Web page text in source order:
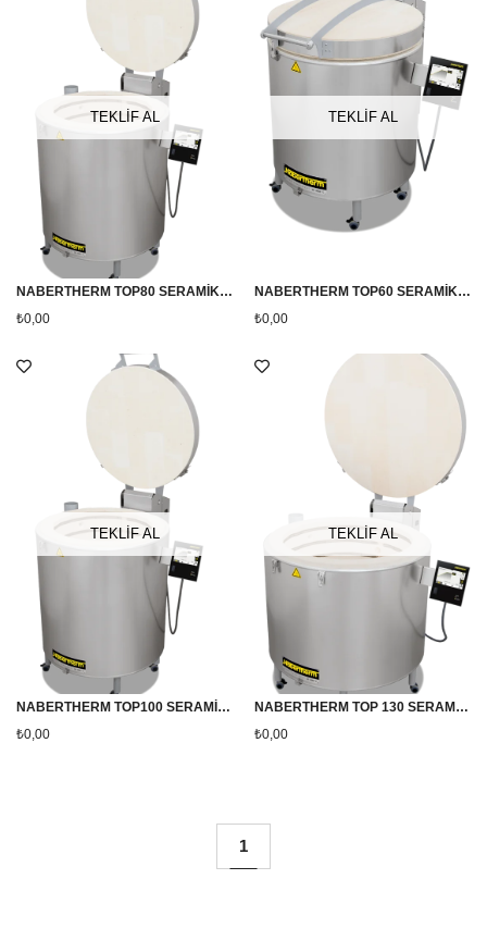
TEKLİF AL
NABERTHERM TOP80 SERAMİK VE PORSELEN FIRINI ( YENİ AC 590 KUMANDA PANELLİ)
₺0,00
TEKLİF AL
NABERTHERM TOP60 SERAMİK VE PORSELEN FIRINI ( YENİ AC 590 KUMANDA PANELLİ)
₺0,00
TEKLİF AL
NABERTHERM TOP100 SERAMİK VE PORSELEN FIRINI ( YENİ AC 590 KUMANDA PANELLİ)
₺0,00
TEKLİF AL
NABERTHERM TOP 130 SERAMİK VE PORSELEN FIRINI
₺0,00
1